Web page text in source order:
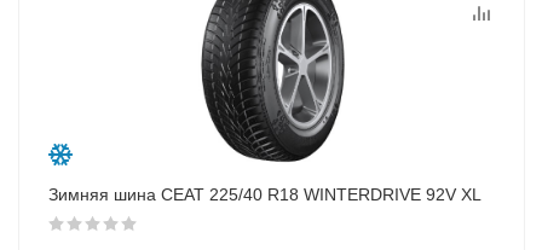
Зимняя шина CEAT 225/40 R18 WINTERDRIVE 92V XL